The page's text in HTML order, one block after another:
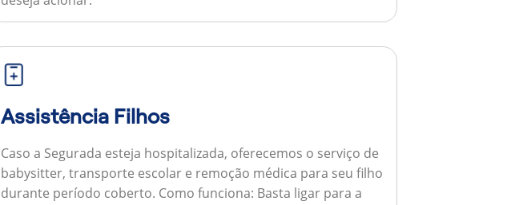
Assistência Filhos
Caso a Segurada esteja hospitalizada, oferecemos o serviço de
babysitter, transporte escolar e remoção médica para seu filho
durante período coberto. Como funciona: Basta ligar para a